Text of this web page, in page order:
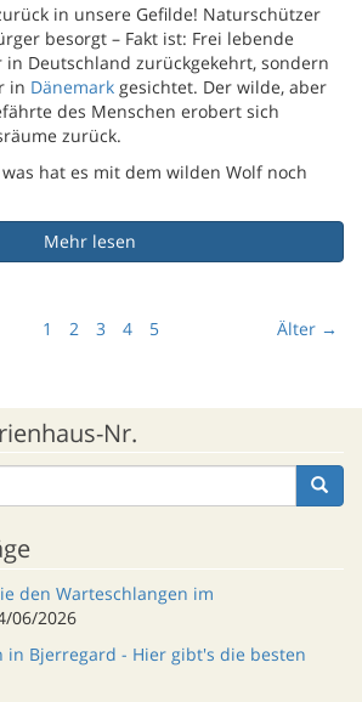
in unsere Gefilde! Naturschützer
besorgt – Fakt ist: Frei lebende
Deutschland zurückgekehrt, sondern
in Dänemark gesichtet. Der wilde, aber
des Menschen erobert sich
zurück.
hat es mit dem wilden Wolf noch
Mehr lesen
1 2 3 4 5 Älter →
Nr.
den Warteschlangen im
06/2026
in Bjerregard - Hier gibt's die besten